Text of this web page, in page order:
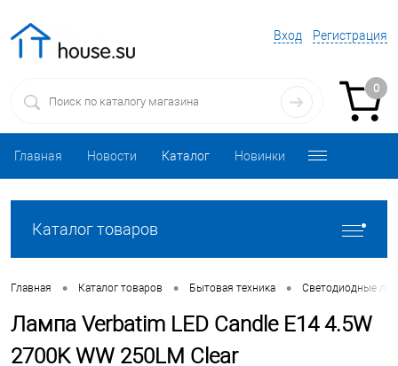
Вход Регистрация
0
Главная Новости Каталог Новинки
Каталог товаров
Главная • Каталог товаров • Бытовая техника • Светодиодные
Лампа Verbatim LED Candle E14 4.5W
2700K WW 250LM Clear